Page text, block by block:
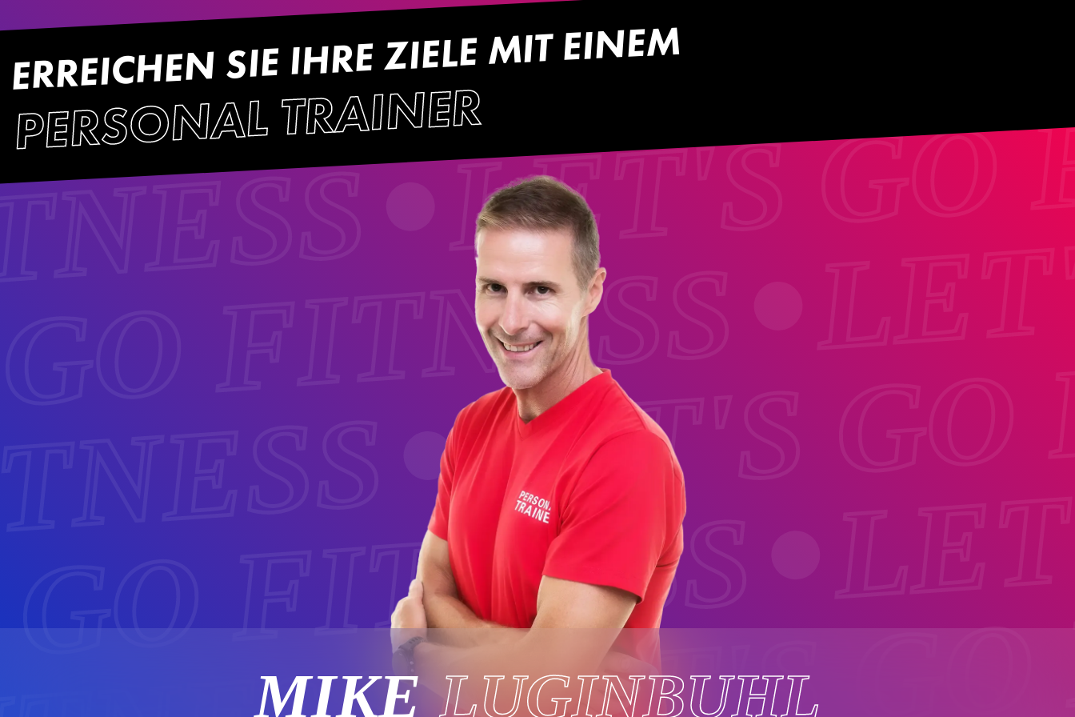
ERREICHEN SIE IHRE ZIELE MIT EINEM
PERSONAL TRAINERLET'S GO
FITNESS
LET'S GO
FITNESS
LET'S
MIKE LUGINBUHL